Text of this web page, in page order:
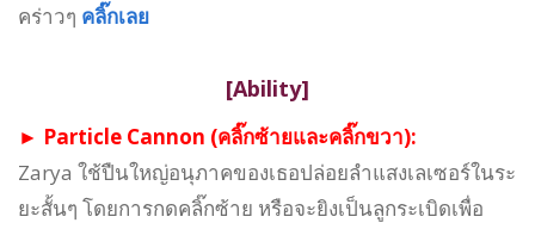
คร่าวๆ คลิ๊กเลย
[Ability]
► Particle Cannon (คลิ๊กซ้ายและคลิ๊กขวา):
Zarya ใช้ปืนใหญ่อนุภาคของเธอปล่อยลำแสงเลเซอร์ในระ
ยะสั้นๆ โดยการกดคลิ๊กซ้าย หรือจะยิงเป็นลูกระเบิดเพื่อ